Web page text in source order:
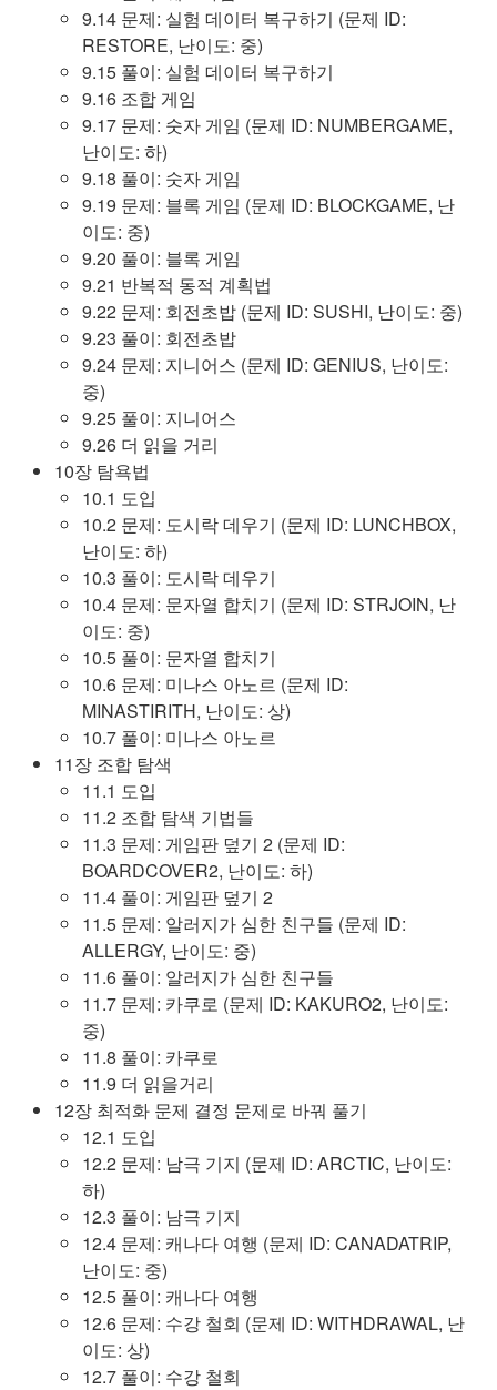
9.14 문제: 실험 데이터 복구하기 (문제 ID:
RESTORE, 난이도: 중)
9.15 풀이: 실험 데이터 복구하기
9.16 조합 게임
9.17 문제: 숫자 게임 (문제 ID: NUMBERGAME,
난이도: 하)
9.18 풀이: 숫자 게임
9.19 문제: 블록 게임 (문제 ID: BLOCKGAME, 난
이도: 중)
9.20 풀이: 블록 게임
9.21 반복적 동적 계획법
9.22 문제: 회전초밥 (문제 ID: SUSHI, 난이도: 중)
9.23 풀이: 회전초밥
9.24 문제: 지니어스 (문제 ID: GENIUS, 난이도:
중)
9.25 풀이: 지니어스
9.26 더 읽을 거리
10장 탐욕법
10.1 도입
10.2 문제: 도시락 데우기 (문제 ID: LUNCHBOX,
난이도: 하)
10.3 풀이: 도시락 데우기
10.4 문제: 문자열 합치기 (문제 ID: STRJOIN, 난
이도: 중)
10.5 풀이: 문자열 합치기
10.6 문제: 미나스 아노르 (문제 ID:
MINASTIRITH, 난이도: 상)
10.7 풀이: 미나스 아노르
11장 조합 탐색
11.1 도입
11.2 조합 탐색 기법들
11.3 문제: 게임판 덮기 2 (문제 ID:
BOARDCOVER2, 난이도: 하)
11.4 풀이: 게임판 덮기 2
11.5 문제: 알러지가 심한 친구들 (문제 ID:
ALLERGY, 난이도: 중)
11.6 풀이: 알러지가 심한 친구들
11.7 문제: 카쿠로 (문제 ID: KAKURO2, 난이도:
중)
11.8 풀이: 카쿠로
11.9 더 읽을거리
12장 최적화 문제 결정 문제로 바꿔 풀기
12.1 도입
12.2 문제: 남극 기지 (문제 ID: ARCTIC, 난이도:
하)
12.3 풀이: 남극 기지
12.4 문제: 캐나다 여행 (문제 ID: CANADATRIP,
난이도: 중)
12.5 풀이: 캐나다 여행
12.6 문제: 수강 철회 (문제 ID: WITHDRAWAL, 난
이도: 상)
12.7 풀이: 수강 철회